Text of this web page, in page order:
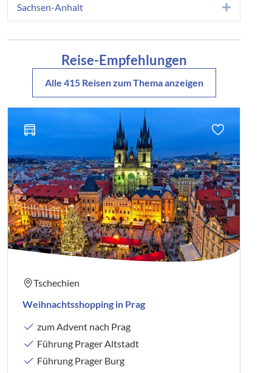
gegenüb. Busbhf
99334 Ichtershausen - Bushaltestelle Nadelwerk,
Preis: ab 32,00 €
Zustieg:
99310 Arnstadt - Busbahnhof am Bahnhof
Preis: ab 32,00 €
Zustieg:
99099 A4, Abf. Erfurt-Ost Ri. Erfurt, Am Urbicher Kreuz,
Tankstelle
kostenlos
Zustieg:
Zustieg:
98617 Meiningen - Busbahnhof am Bahnhofsvorplatz
Sachsen-Anhalt Expand
Reise-Empfehlungen
Alle 415 Reisen zum Thema anzeigen
Tschechien
Weihnachtsshopping in Prag
zum Advent nach Prag
Führung Prager Altstadt
Führung Prager Burg